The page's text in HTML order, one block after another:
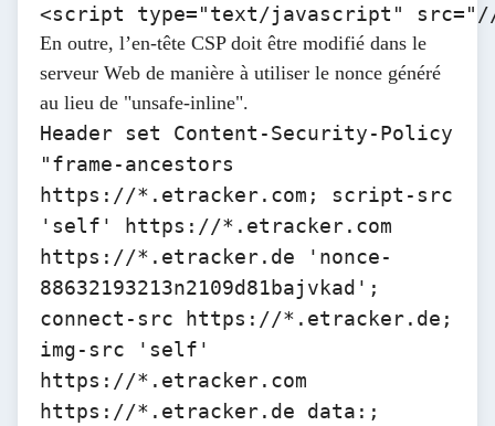
<script type="text/javascript" src="//
En outre, l’en-tête CSP doit être modifié dans le
serveur Web de manière à utiliser le nonce généré
au lieu de "unsafe-inline".
Header set Content-Security-Policy
"frame-ancestors
https://*.etracker.com ; script-src
'self'
https://*.etracker.com
https://*.etracker.de 'nonce-
88632193213n2109d81bajvkad';
connect-src
https://*.etracker.de ;
img-src 'self'
https://*.etracker.com
https://*.etracker.de data:;